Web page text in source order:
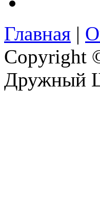
Главная |
Copyright
Дружный